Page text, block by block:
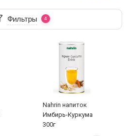
Фильтры
Nahrin напиток
Имбирь-Куркума
300г